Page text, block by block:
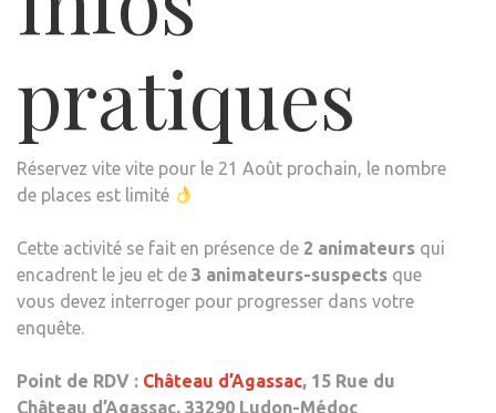
pratiques
Réservez vite vite pour le 21 Août prochain, le nombre
de places est limité
Cette activité se fait en présence de 2 animateurs qui
encadrent le jeu et de 3 animateurs-suspects que
vous devez interroger pour progresser dans votre
enquête.
Point de RDV : Château d’Agassac, 15 Rue du
Château d’Agassac, 33290 Ludon-Médoc